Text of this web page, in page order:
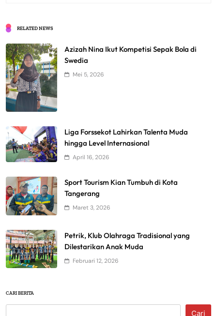
RELATED NEWS
Azizah Nina Ikut Kompetisi Sepak Bola di
Swedia
Mei 5, 2026
Liga Forssekot Lahirkan Talenta Muda
hingga Level Internasional
April 16, 2026
Sport Tourism Kian Tumbuh di Kota
Tangerang
Maret 3, 2026
Petrik, Klub Olahraga Tradisional yang
Dilestarikan Anak Muda
Februari 12, 2026
CARI BERITA
Cari